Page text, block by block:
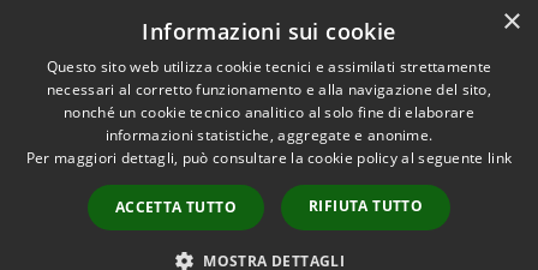
Piano di miglioramento del sito
Accessibility
Copyright © 2026 • Comune di
Dalmine • Powered by
Municipium•
Admin
access
×
Informazioni sui cookie
Questo sito web utilizza cookie tecnici e assimilati strettamente
necessari al corretto funzionamento e alla navigazione del sito,
nonché un cookie tecnico analitico al solo fine di elaborare
informazioni statistiche, aggregate e anonime.
Per maggiori dettagli, può consultare la cookie policy al seguente link
ACCETTA TUTTO RIFIUTA TUTTO
MOSTRA DETTAGLI